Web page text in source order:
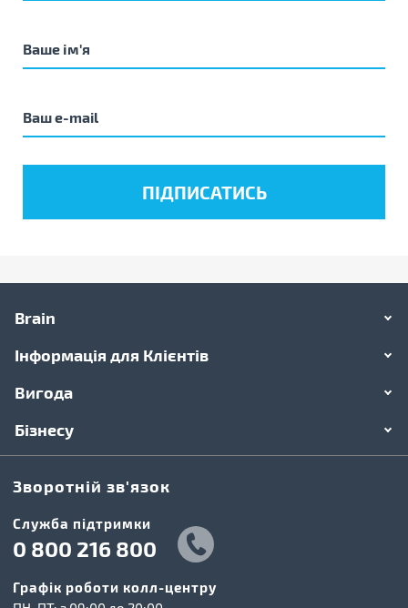
Brain
Інформація для Клієнтів
Вигода
Бізнесу
Зворотній зв'язок
Cлужба підтримки
0 800 216 800
Графік роботи колл-центру